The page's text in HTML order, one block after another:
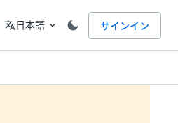
言語
translate日本語 expand_more サインイン